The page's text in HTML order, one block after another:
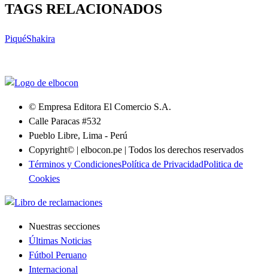
TAGS RELACIONADOS
PiquéShakira
© Empresa Editora El Comercio S.A.
Calle Paracas #532
Pueblo Libre, Lima - Perú
Copyright© | elbocon.pe | Todos los derechos reservados
Términos y CondicionesPolítica de PrivacidadPolitica de
Cookies
Nuestras secciones
Últimas Noticias
Fútbol Peruano
Internacional